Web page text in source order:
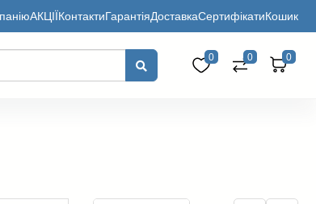
АКЦІЇКонтактиГарантіяДоставкаСертифікатиКошик
0 0 0